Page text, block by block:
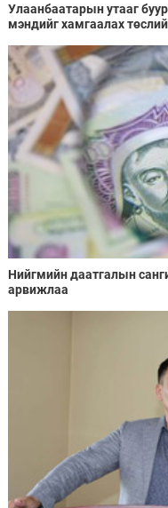
Улаанбаатарын утааг
мэндийг хамгаалах
Нийгмийн даатгалын
арвижлаа